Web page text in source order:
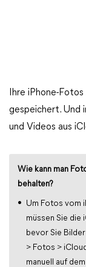
Ihre iPhone-
gespeichert. Und
und Videos aus
Wie kann man
behalten?
Um Fotos vom
müssen Sie die
bevor Sie
> Fotos >
manuell auf